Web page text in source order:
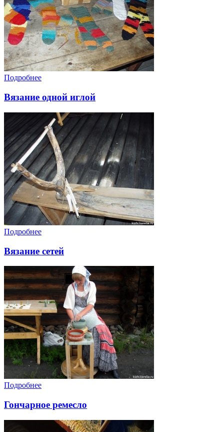
Подробнее
Вязание одной иглой
Подробнее
Вязание сетей
Подробнее
Гончарное ремесло